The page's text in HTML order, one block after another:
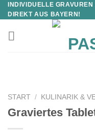
INDIVIDUELLE
DIREKT AUS BAYERN!
START / KULINARIK &
Graviertes